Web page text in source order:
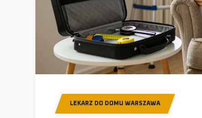
LEKARZ DO DOMU WARSZAWA